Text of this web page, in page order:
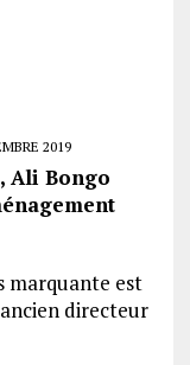
2019
Ali Bongo
marquante est
directeur